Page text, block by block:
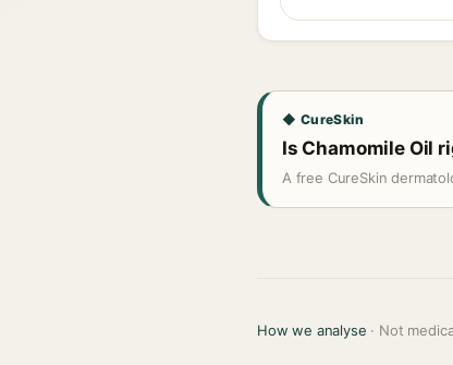
◆ CureSkin
Is Chamomile Oil
A free CureSkin
How we analyse · Not